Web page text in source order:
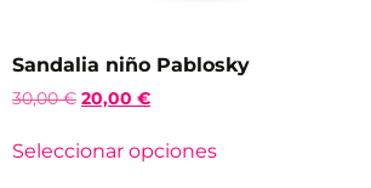
Sandalia niño Pablosky
30,00€ 20,00 €
Seleccionar opciones